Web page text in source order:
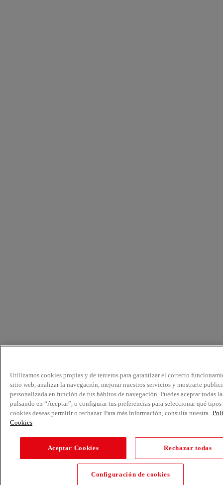
Utilizamos cookies propias y de terceros para garantizar el correcto
sitio web, analizar la navegación, mejorar nuestros servicios y mostrarte
personalizada en función de tus hábitos de navegación. Puedes aceptar todas
pulsando en “Aceptar”, o configurar tus preferencias para seleccionar qué tipos
cookies deseas permitir o rechazar. Para más información, consulta nuestra
Cookies
Aceptar Cookies Rechazar todas
Configuración de cookies